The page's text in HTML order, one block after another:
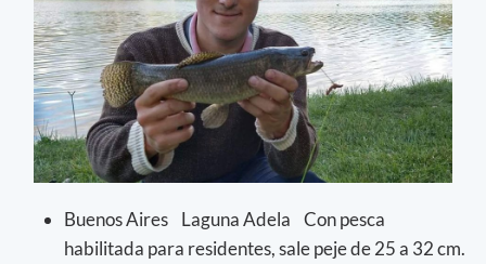
Buenos Aires Laguna Adela Con pesca
habilitada para residentes, sale peje de 25 a 32 cm.